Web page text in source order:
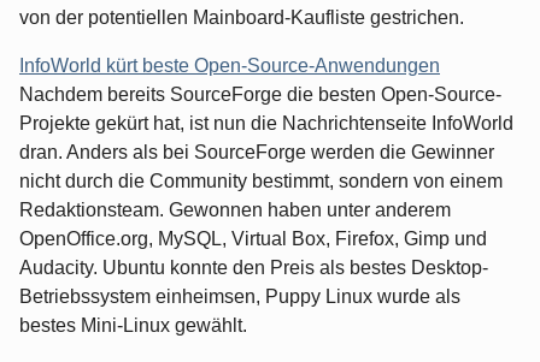
von der potentiellen Mainboard-Kaufliste gestrichen.
InfoWorld kürt beste Open-Source-Anwendungen
Nachdem bereits SourceForge die besten Open-Source-
Projekte gekürt hat, ist nun die Nachrichtenseite InfoWorld
dran. Anders als bei SourceForge werden die Gewinner
nicht durch die Community bestimmt, sondern von einem
Redaktionsteam. Gewonnen haben unter anderem
OpenOffice.org, MySQL, Virtual Box, Firefox, Gimp und
Audacity. Ubuntu konnte den Preis als bestes Desktop-
Betriebssystem einheimsen, Puppy Linux wurde als
bestes Mini-Linux gewählt.